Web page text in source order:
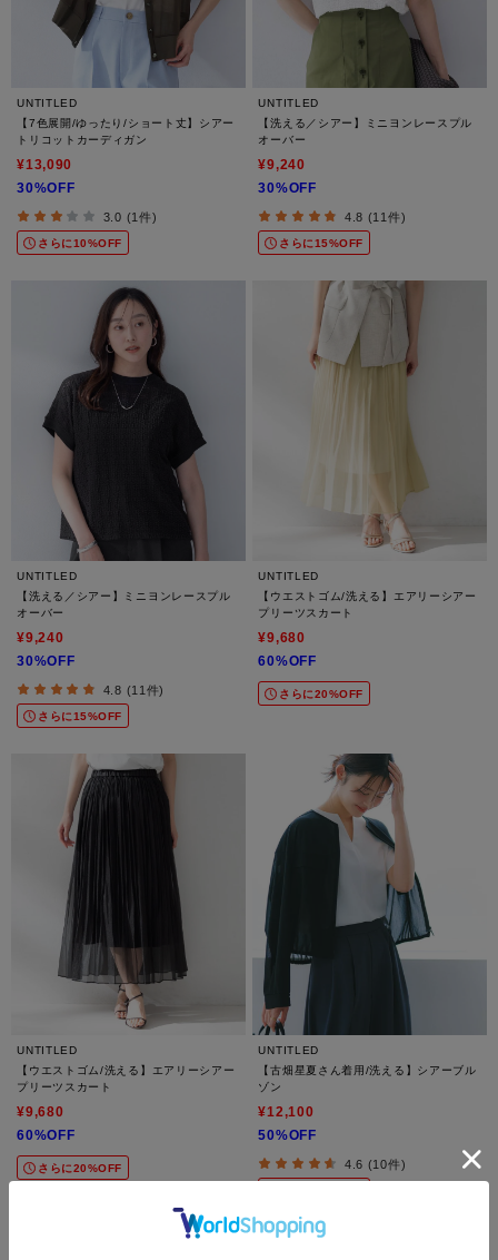
UNTITLED
【7色展開/ゆったり/ショート丈】シアー
トリコットカーディガン
¥13,090
30%OFF
3.0 (1件)
さらに10%OFF
UNTITLED
【洗える／シアー】ミニヨンレースプル
オーバー
¥9,240
30%OFF
4.8 (11件)
さらに15%OFF
UNTITLED
【洗える／シアー】ミニヨンレースプル
オーバー
¥9,240
30%OFF
4.8 (11件)
さらに15%OFF
UNTITLED
【ウエストゴム/洗える】エアリーシアー
プリーツスカート
¥9,680
60%OFF
さらに20%OFF
UNTITLED
【ウエストゴム/洗える】エアリーシアー
プリーツスカート
¥9,680
60%OFF
さらに20%OFF
UNTITLED
【古畑星夏さん着用/洗える】シアーブル
ゾン
¥12,100
50%OFF
4.6 (10件)